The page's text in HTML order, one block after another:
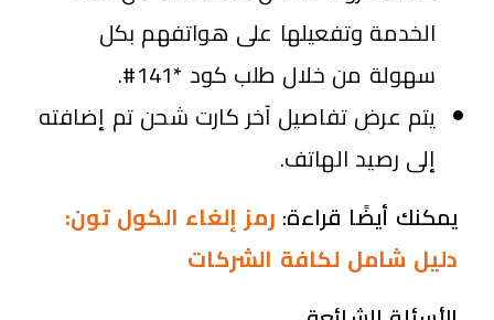
الخدمة وتفعيلها على هواتفهم بكل
سهولة من خلال طلب كود *141#.
يتم عرض تفاصيل آخر كارت شحن تم إضافته
إلى رصيد الهاتف.
يمكنك أيضًا قراءة: رمز إلغاء الكول تون:
دليل شامل لكافة الشركات